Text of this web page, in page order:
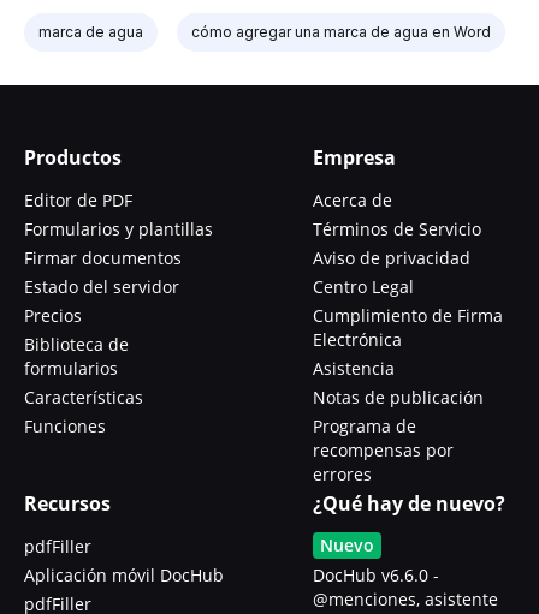
marca de agua cómo agregar una marca de agua en Word
Productos
Editor de PDF
Formularios y plantillas
Firmar documentos
Estado del servidor
Precios
Biblioteca de
formularios
Características
Funciones
Empresa
Acerca de
Términos de Servicio
Aviso de privacidad
Centro Legal
Cumplimiento de Firma
Electrónica
Asistencia
Notas de publicación
Programa de
recompensas por
errores
Recursos
pdfFiller
Aplicación móvil DocHub
pdfFiller
¿Qué hay de nuevo?
Nuevo
DocHub v6.6.0 -
@menciones, asistente